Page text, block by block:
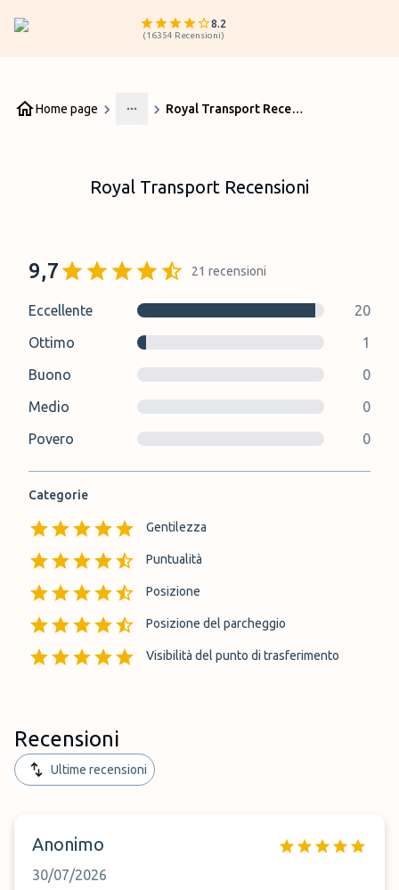
8.2
(16354 Recensioni)
Home page
More
Royal Transport Recensioni
Royal Transport Recensioni
9,7 21 recensioni
Eccellente
20
Ottimo
1
Buono
0
Medio
0
Povero
0
Categorie
Gentilezza
Puntualità
Posizione
Posizione del parcheggio
Visibilità del punto di trasferimento
Recensioni
Ultime recensioni
Anonimo
30/07/2026